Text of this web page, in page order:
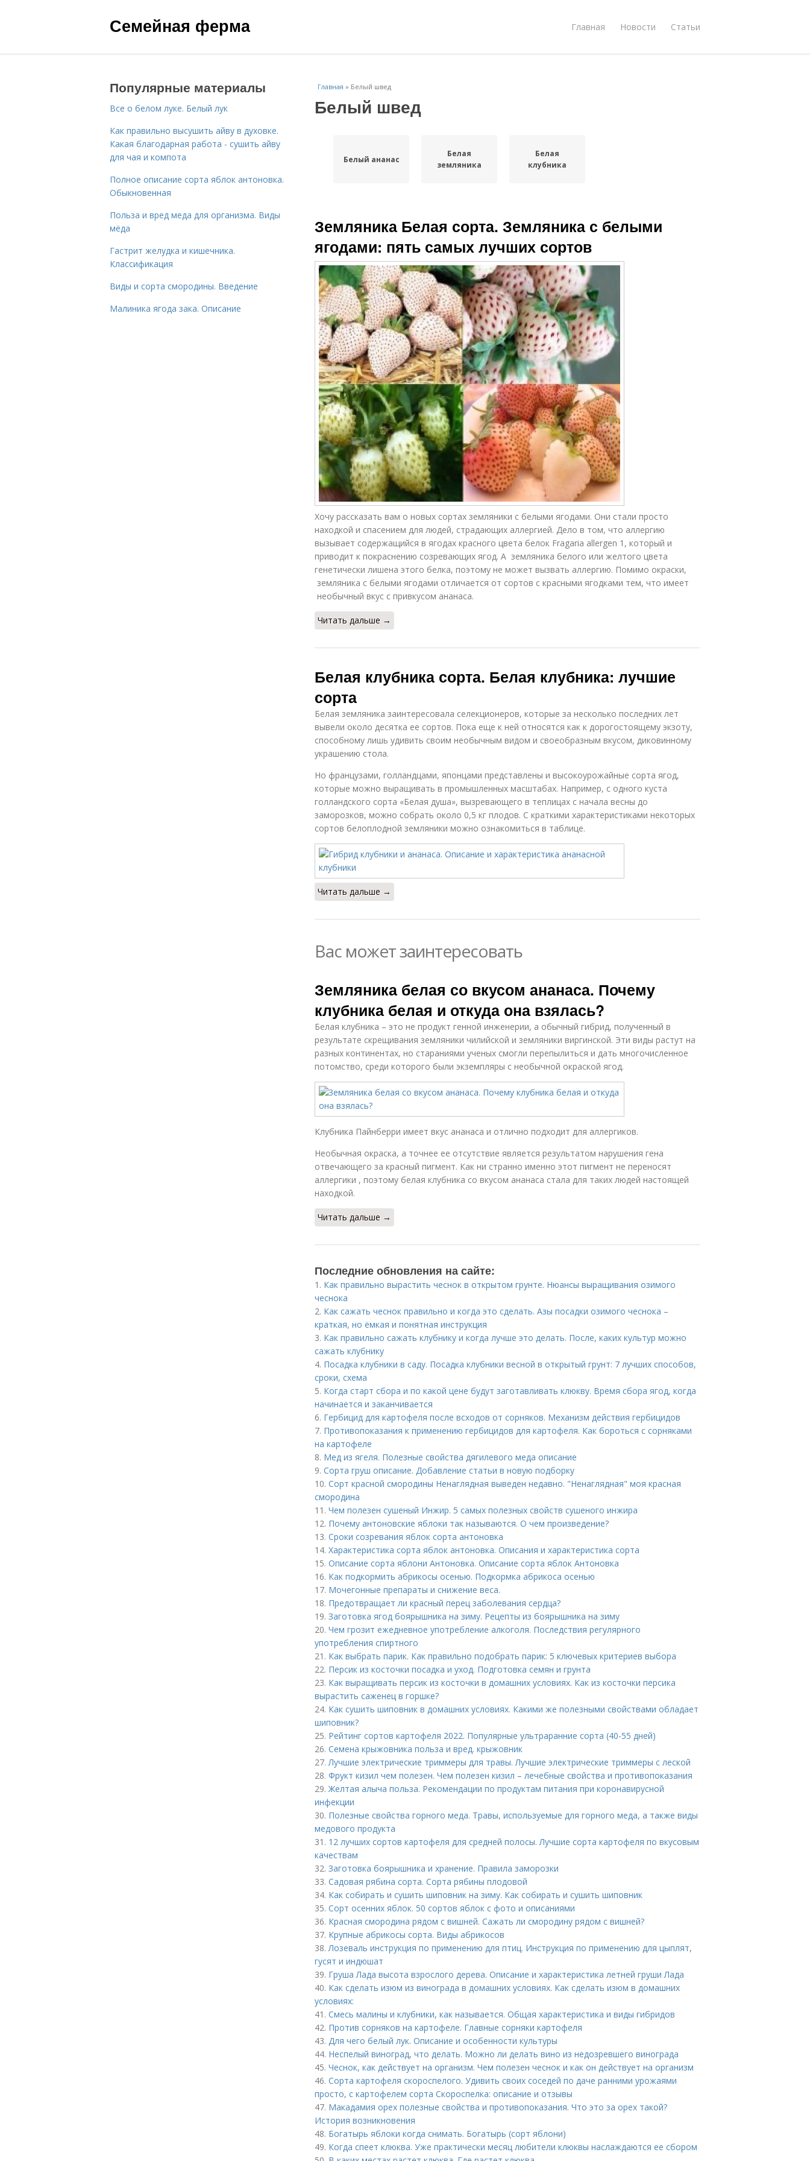
Семейная ферма Главная Новости Статьи
Главная » Белый швед
Белый швед
Белый ананас
Белая
земляника
Белая
клубника
Земляника Белая сорта. Земляника с белыми
ягодами: пять самых лучших сортов
Хочу рассказать вам о новых сортах земляники с белыми ягодами. Они стали просто
находкой и спасением для людей, страдающих аллергией. Дело в том, что аллергию
вызывает содержащийся в ягодах красного цвета белок Fragaria allergen 1, который и
приводит к покраснению созревающих ягод. А земляника белого или желтого цвета
генетически лишена этого белка, поэтому не может вызвать аллергию. Помимо окраски,
земляника с белыми ягодами отличается от сортов с красными ягодками тем, что имеет
необычный вкус с привкусом ананаса.
Читать дальше →
Белая клубника сорта. Белая клубника: лучшие
сорта
Белая земляника заинтересовала селекционеров, которые за несколько последних лет
вывели около десятка ее сортов. Пока еще к ней относятся как к дорогостоящему экзоту,
способному лишь удивить своим необычным видом и своеобразным вкусом, диковинному
украшению стола.
Но французами, голландцами, японцами представлены и высокоурожайные сорта ягод,
которые можно выращивать в промышленных масштабах. Например, с одного куста
голландского сорта «Белая душа», вызревающего в теплицах с начала весны до
заморозков, можно собрать около 0,5 кг плодов. С краткими характеристиками некоторых
сортов белоплодной земляники можно ознакомиться в таблице.
Читать дальше →
Вас может заинтересовать
Земляника белая со вкусом ананаса. Почему
клубника белая и откуда она взялась?
Белая клубника – это не продукт генной инженерии, а обычный гибрид, полученный в
результате скрещивания земляники чилийской и земляники виргинской. Эти виды растут на
разных континентах, но стараниями ученых смогли перепылиться и дать многочисленное
потомство, среди которого были экземпляры с необычной окраской ягод.
Клубника Пайнберри имеет вкус ананаса и отлично подходит для аллергиков.
Необычная окраска, а точнее ее отсутствие является результатом нарушения гена
отвечающего за красный пигмент. Как ни странно именно этот пигмент не переносят
аллергики , поэтому белая клубника со вкусом ананаса стала для таких людей настоящей
находкой.
Читать дальше →
Последние обновления на сайте:
1. Как правильно вырастить чеснок в открытом грунте. Нюансы выращивания озимого
чеснока
2. Как сажать чеснок правильно и когда это сделать. Азы посадки озимого чеснока –
краткая, но ёмкая и понятная инструкция
3. Как правильно сажать клубнику и когда лучше это делать. После, каких культур можно
сажать клубнику
4. Посадка клубники в саду. Посадка клубники весной в открытый грунт: 7 лучших способов,
сроки, схема
5. Когда старт сбора и по какой цене будут заготавливать клюкву. Время сбора ягод, когда
начинается и заканчивается
6. Гербицид для картофеля после всходов от сорняков. Механизм действия гербицидов
7. Противопоказания к применению гербицидов для картофеля. Как бороться с сорняками
на картофеле
8. Мед из ягеля. Полезные свойства дягилевого меда описание
9. Сорта груш описание. Добавление статьи в новую подборку
10. Сорт красной смородины Ненаглядная выведен недавно. "Ненаглядная" моя красная
смородина
11. Чем полезен сушеный Инжир. 5 самых полезных свойств сушеного инжира
12. Почему антоновские яблоки так называются. О чем произведение?
13. Сроки созревания яблок сорта антоновка
14. Характеристика сорта яблок антоновка. Описания и характеристика сорта
15. Описание сорта яблони Антоновка. Описание сорта яблок Антоновка
16. Как подкормить абрикосы осенью. Подкормка абрикоса осенью
17. Мочегонные препараты и снижение веса.
18. Предотвращает ли красный перец заболевания сердца?
19. Заготовка ягод боярышника на зиму. Рецепты из боярышника на зиму
20. Чем грозит ежедневное употребление алкоголя. Последствия регулярного
употребления спиртного
21. Как выбрать парик. Как правильно подобрать парик: 5 ключевых критериев выбора
22. Персик из косточки посадка и уход. Подготовка семян и грунта
23. Как выращивать персик из косточки в домашних условиях. Как из косточки персика
вырастить саженец в горшке?
24. Как сушить шиповник в домашних условиях. Какими же полезными свойствами обладает
шиповник?
25. Рейтинг сортов картофеля 2022. Популярные ультраранние сорта (40-55 дней)
26. Семена крыжовника польза и вред. крыжовник
27.Лучшие электрические триммеры для травы. Лучшие электрические триммеры с леской
28. Фрукт кизил чем полезен. Чем полезен кизил – лечебные свойства и противопоказания
29.Желтая алыча польза. Рекомендации по продуктам питания при коронавирусной
инфекции
30. Полезные свойства горного меда. Травы, используемые для горного меда, а также виды
медового продукта
31. 12 лучших сортов картофеля для средней полосы. Лучшие сорта картофеля по вкусовым
качествам
32. Заготовка боярышника и хранение. Правила заморозки
33. Садовая рябина сорта. Сорта рябины плодовой
34. Как собирать и сушить шиповник на зиму. Как собирать и сушить шиповник
35. Сорт осенних яблок. 50 сортов яблок с фото и описаниями
36. Красная смородина рядом с вишней. Сажать ли смородину рядом с вишней?
37. Крупные абрикосы сорта. Виды абрикосов
38.Лозеваль инструкция по применению для птиц. Инструкция по применению для цыплят,
гусят и индюшат
39. Груша Лада высота взрослого дерева. Описание и характеристика летней груши Лада
40. Как сделать изюм из винограда в домашних условиях. Как сделать изюм в домашних
условиях:
41. Смесь малины и клубники, как называется. Общая характеристика и виды гибридов
42. Против сорняков на картофеле. Главные сорняки картофеля
43. Для чего белый лук. Описание и особенности культуры
44. Неспелый виноград, что делать. Можно ли делать вино из недозревшего винограда
45. Чеснок, как действует на организм. Чем полезен чеснок и как он действует на организм
46. Сорта картофеля скороспелого. Удивить своих соседей по даче ранними урожаями
просто, с картофелем сорта Скороспелка: описание и отзывы
47. Макадамия орех полезные свойства и противопоказания. Что это за орех такой?
История возникновения
48. Богатырь яблоки когда снимать. Богатырь (сорт яблони)
49. Когда спеет клюква. Уже практически месяц любители клюквы наслаждаются ее сбором
Популярные материалы
Все о белом луке. Белый лук
Как правильно высушить айву в духовке.
Какая благодарная работа - сушить айву
для чая и компота
Полное описание сорта яблок антоновка.
Обыкновенная
Польза и вред меда для организма. Виды
мёда
Гастрит желудка и кишечника.
Классификация
Виды и сорта смородины. Введение
Малиника ягода зака. Описание